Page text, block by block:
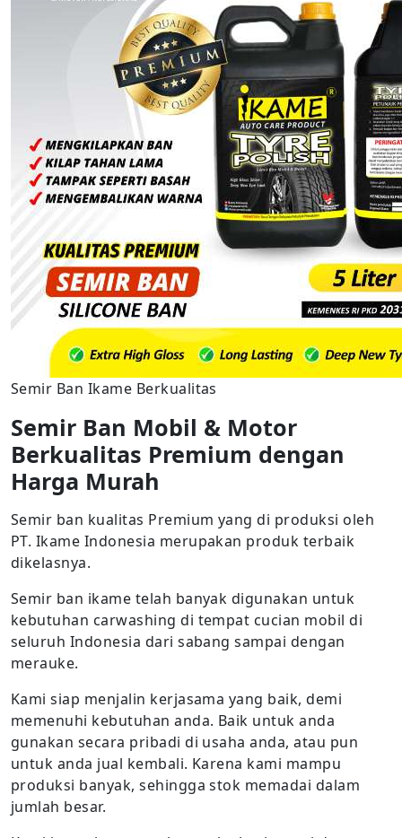
Semir Ban Ikame Berkualitas
Semir Ban Mobil & Motor
Berkualitas Premium dengan
Harga Murah
Semir ban kualitas Premium yang di produksi oleh
PT. Ikame Indonesia merupakan produk terbaik
dikelasnya.
Semir ban ikame telah banyak digunakan untuk
kebutuhan carwashing di tempat cucian mobil di
seluruh Indonesia dari sabang sampai dengan
merauke.
Kami siap menjalin kerjasama yang baik, demi
memenuhi kebutuhan anda. Baik untuk anda
gunakan secara pribadi di usaha anda, atau pun
untuk anda jual kembali. Karena kami mampu
produksi banyak, sehingga stok memadai dalam
jumlah besar.